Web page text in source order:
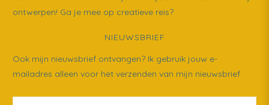
ontwerpen! Ga je mee op creatieve reis?
NIEUWSBRIEF
Ook mijn nieuwsbrief ontvangen? Ik gebruik jouw e-
mailadres alleen voor het verzenden van mijn nieuwsbrief.